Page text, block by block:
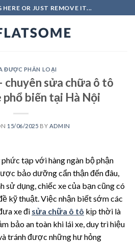
OR JUST REMOVE IT...
ĐƯỢC PHÂN LOẠI
chuyên sửa chữa ô tô
phổ biến tại Hà Nội
15/06/2025 BY ADMIN
tạp với hàng ngàn bộ phận
bảo dưỡng cẩn thận đến đâu,
sử dụng, chiếc xe của bạn cũng có
kỹ thuật. Việc nhận biết sớm các
xe đi sửa chữa ô tô kịp thời là
bảo an toàn khi lái xe, duy trì hiệu
tránh được những hư hỏng